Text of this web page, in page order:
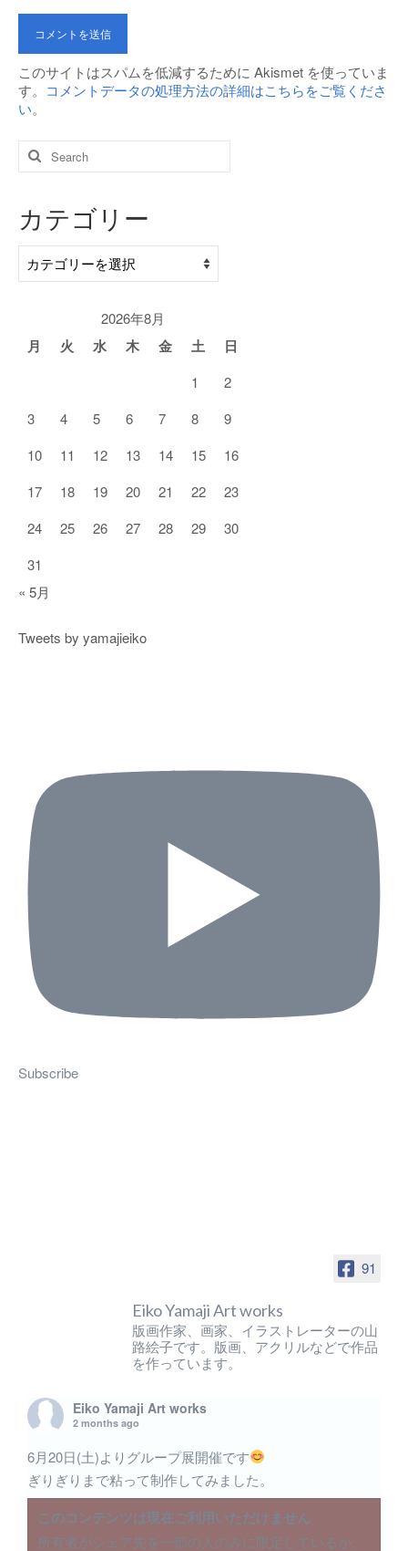
このサイトはスパムを低減するために Akismet を使っていま
す。 コメントデータの処理方法の詳細はこちらをご覧くださ
い。
Search
for:
カテゴリー
テ
2026年8月
月 火 水 木 金 土 日
1
2
3
4 5 6 7 8
9
10
11 12 13 14 15
16
17
18 19 20 21 22
23
24
25 26 27 28 29
30
31
« 5月
Tweets by yamajieiko
Subscribe
91
Eiko Yamaji Art works
版画作家、画家、イラストレーターの山
路絵子です。版画、アクリルなどで作品
を作っています。
Eiko Yamaji Art works
2 months ago
6月20日(土)よりグループ展開催です
ぎりぎりまで粘って制作してみました。
このコンテンツは現在ご利用いただけません
所有者がシェア先を一部の人のみに限定しているか、